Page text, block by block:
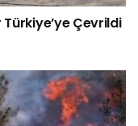
Çevrildi